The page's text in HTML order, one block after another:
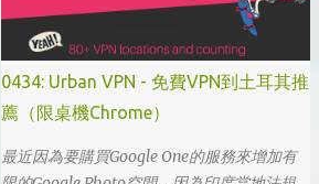
劇，我硬是在找出來看了一次…。 不得不說，
開頭的辦公室場景，打昆蟲的的情節和打在代
表頭上奇異動畫，讓我以為這是次世代的搞笑
辦公室劇。第一集看完的時候，說真的還真不
知道這部劇集要表達什麼 - 因為開頭讓我覺得
無厘頭的場景和後續開始步入至安的黑暗世
界，讓我好難入戲。 為什麼要作這飄蟲視角?
0434: Urban VPN - 免費VPN到土耳其推
薦（限桌機Chrome）
最近因為要購買Google One的服務來增加有